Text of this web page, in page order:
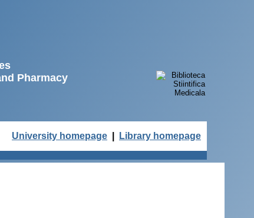
Pharmacy
University homepage Library homepage